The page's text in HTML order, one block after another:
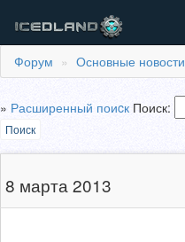
Форум
Основные новости
» Расширенный поиcк Поиск:
Поиск
8 марта 2013